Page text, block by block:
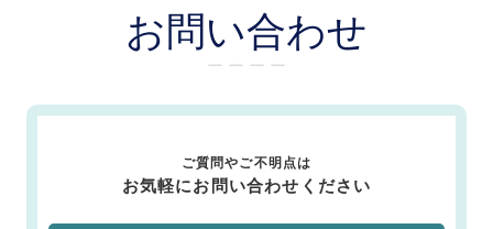
お問い合わせ
ー ー ー ー
ご質問やご不明点は
お気軽にお問い合わせください